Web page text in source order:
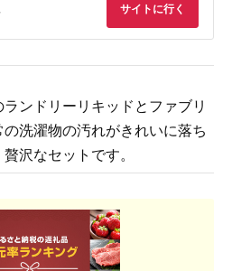
サイトに行く
ンドリーリキッドとファブリ
洗濯物の汚れがきれいに落ち
沢なセットです。